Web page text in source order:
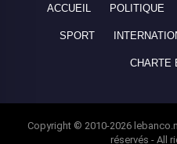
ACCUEIL POLITIQUE
SPORT
CHARTE
Copyright © 2010-2026
réservés - All